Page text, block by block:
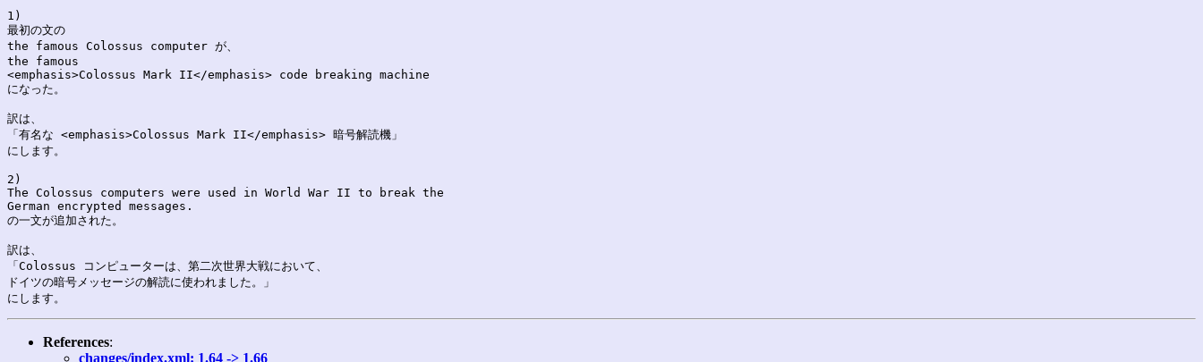
1)
最初の文の
the famous Colossus computer が、
the famous
<emphasis>Colossus Mark II</emphasis> code breaking machine
になった。
訳は、
「有名な <emphasis>Colossus Mark II</emphasis> 暗号解読機」
にします。
2)
The Colossus computers were used in World War II to break the
German encrypted messages.
の一文が追加された。
訳は、
「Colossus コンピューターは、第二次世界大戦において、
ドイツの暗号メッセージの解読に使われました。」
References:
changes/index.xml: 1.64 -> 1.66